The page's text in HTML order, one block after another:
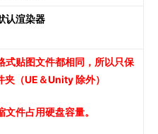
认渲染器
式贴图文件都相同，所以只保
夹（UE＆Unity 除外）
文件占用硬盘容量。